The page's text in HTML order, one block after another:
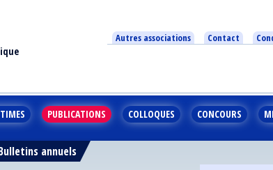
Autres associations Contact
PUBLICATIONS COLLOQUES CONCOURS
annuels